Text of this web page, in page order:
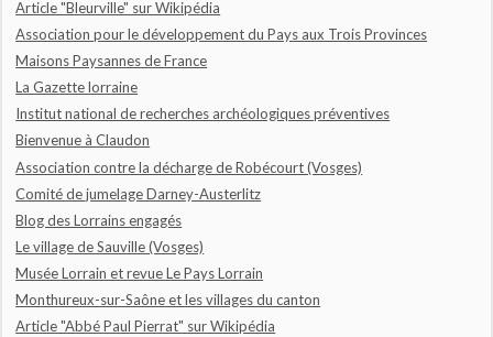
Article "Bleurville" sur Wikipédia
Association pour le développement du Pays aux Trois Provinces
Maisons Paysannes de France
La Gazette lorraine
Institut national de recherches archéologiques préventives
Bienvenue à Claudon
Association contre la décharge de Robécourt (Vosges)
Comité de jumelage Darney-Austerlitz
Blog des Lorrains engagés
Le village de Sauville (Vosges)
Musée Lorrain et revue Le Pays Lorrain
Monthureux-sur-Saône et les villages du canton
Article "Abbé Paul Pierrat" sur Wikipédia